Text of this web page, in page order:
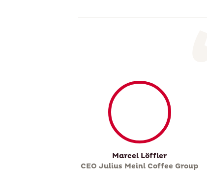
Marcel Löffler
CEO Julius Meinl Coffee Group